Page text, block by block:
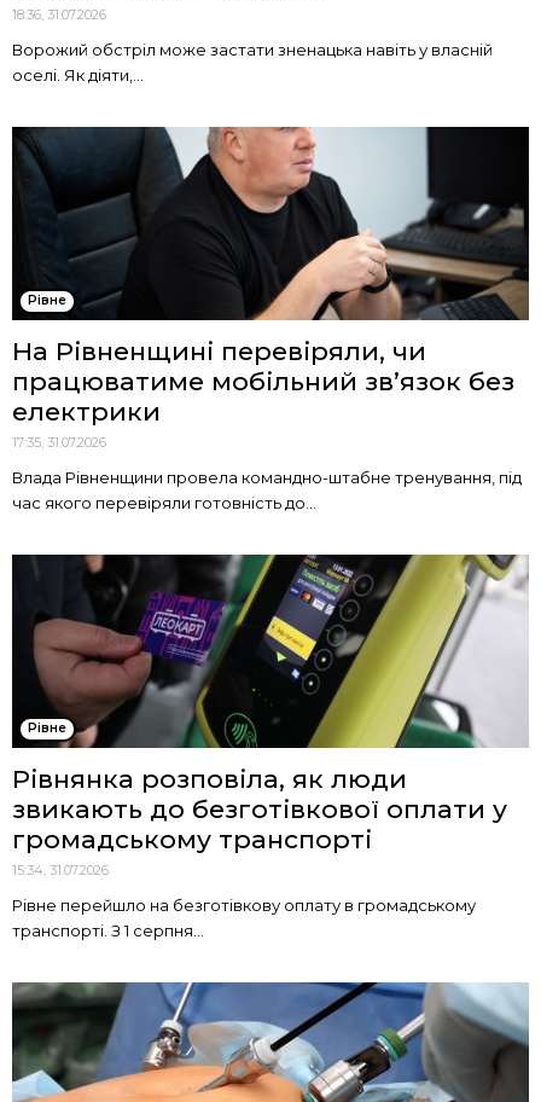
18:36, 31.07.2026
Ворожий обстріл може застати зненацька навіть у власній
оселі. Як діяти,...
Рівне
На Рівненщині перевіряли, чи
працюватиме мобільний зв’язок без
електрики
17:35, 31.07.2026
Влада Рівненщини провела командно-штабне тренування, під
час якого перевіряли готовність до...
Рівне
Рівнянка розповіла, як люди
звикають до безготівкової оплати у
громадському транспорті
15:34, 31.07.2026
Рівне перейшло на безготівкову оплату в громадському
транспорті. З 1 серпня...